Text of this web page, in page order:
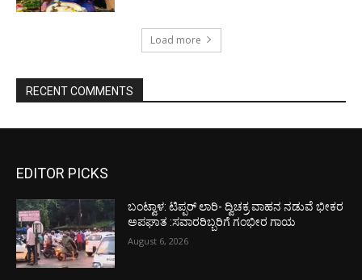
Load more
RECENT COMMENTS
EDITOR PICKS
ಬಂಟ್ವಾಳ: ಟಿಪ್ಪರ್ ಲಾರಿ- ದ್ವಿಚಕ್ರ ವಾಹನ ನಡುವೆ ಭೀಕರ
ಅಪಘಾತ :ಸವಾರರಿಬ್ಬರಿಗೆ ಗಂಭೀರ ಗಾಯ
August 6, 2026